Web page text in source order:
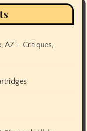
AZ – Critiques,